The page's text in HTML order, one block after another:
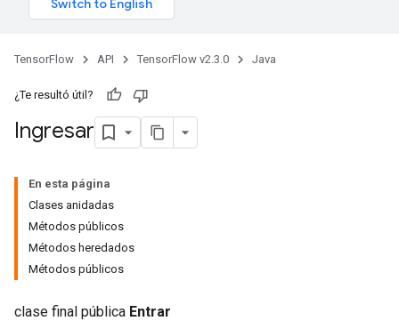
TensorFlow API TensorFlow v2.3.0 Java
¿Te resultó útil?
Ingresar
En esta página
Clases anidadas
Métodos públicos
Métodos heredados
Métodos públicos
clase final pública Entrar